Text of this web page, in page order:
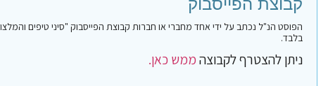
קבוצת הפייסבוק
בלבד.
ניתן להצטרף לקבוצהממש כאן.